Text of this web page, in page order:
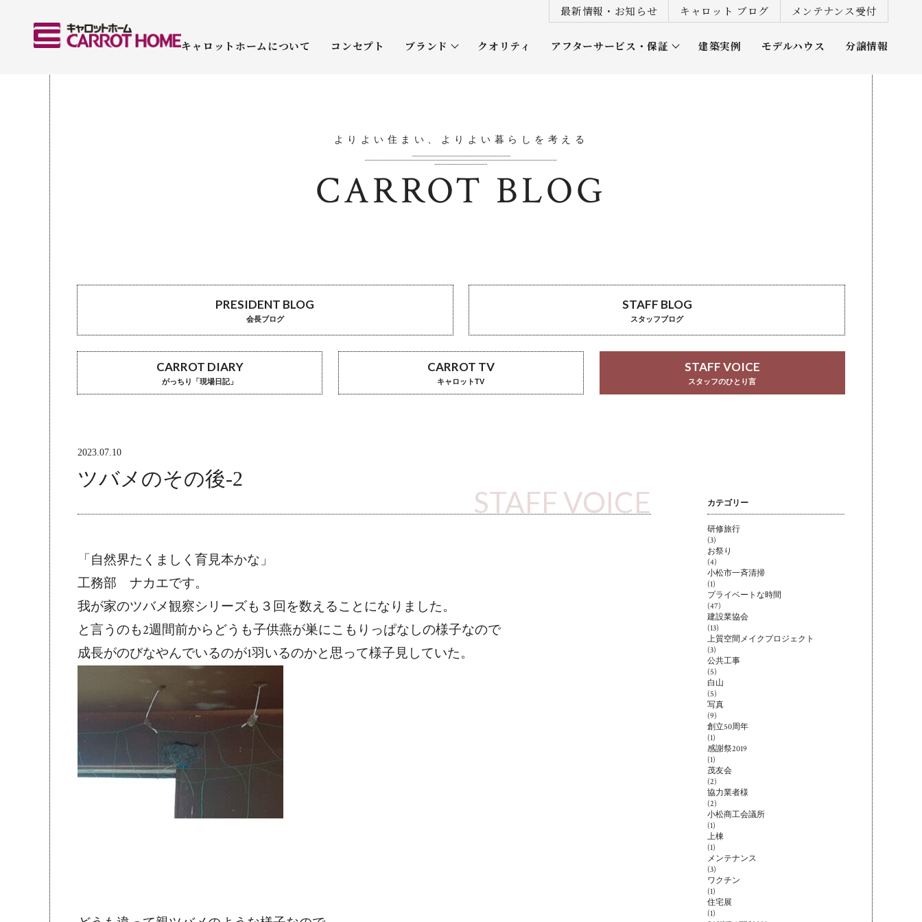
最新情報・お知らせ キャロット ブログ メンテナンス受付
キャロットホームについて コンセプト ブランド
平屋
クオリティ アフターサービス・保証 建築実例 モデルハウス 分譲情報
よりよい住まい、よりよい暮らしを考える
CARROT BLOG
PRESIDENT BLOG
会長ブログ
STAFF BLOG
スタッフブログ
CARROT DIARY
がっちり「現場日記」
CARROT TV
キャロットTV
STAFF VOICE
スタッフのひとり言
2023.07.10
ツバメのその後-2
STAFF VOICE
「自然界たくましく育見本かな」
工務部　ナカエです。
我が家のツバメ観察シリーズも３回を数えることになりました。
と言うのも2週間前からどうも子供燕が巣にこもりっぱなしの様子なので
成長がのびなやんでいるのが1羽いるのかと思って様子見していた。
カテゴリー
研修旅行
(3)
お祭り
(4)
小松市一斉清掃
(1)
プライベートな時間
(47)
建設業協会
(13)
上質空間メイクプロジェクト
(3)
公共工事
(5)
白山
(5)
写真
(9)
創立50周年
(1)
感謝祭2019
(1)
茂友会
(2)
協力業者様
(2)
小松商工会議所
(1)
上棟
(1)
メンテナンス
(3)
ワクチン
(1)
住宅展
(1)